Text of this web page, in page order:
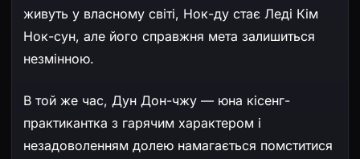
живуть у власному світі, Нок-ду стає Леді Кім
Нок-сун, але його справжня мета залишиться
незмінною.
В той же час, Дун Дон-чжу — юна кісенг-
практикантка з гарячим характером і
незадоволенням долею намагається помститися